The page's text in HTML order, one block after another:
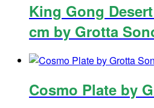
King Gong Desert
cm by Grotta
Cosmo Plate by